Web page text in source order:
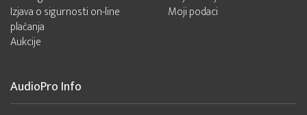
Izjava o sigurnosti on-line
plaćanja
Aukcije
Moji podaci
AudioPro Info